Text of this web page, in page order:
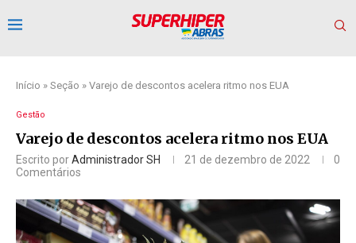
Início » Seção » Varejo de descontos acelera ritmo nos EUA
Gestão
Varejo de descontos acelera ritmo nos EUA
Escrito porAdministrador SH 21 de dezembro de 2022
0
Comentários